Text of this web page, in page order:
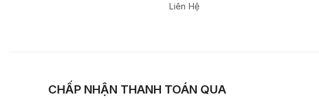
Liên Hệ
CHẤP NHẬN THANH TOÁN QUA